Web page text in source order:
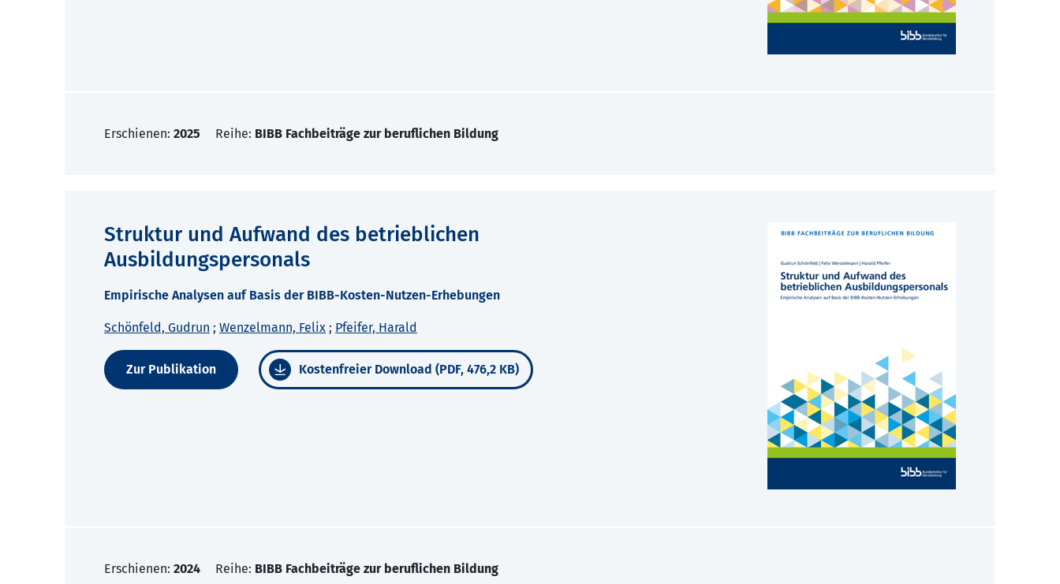
Erschienen: 2025 Reihe: BIBB Fachbeiträge zur beruflichen Bildung
Struktur und Aufwand des betrieblichen
Ausbildungspersonals
Empirische Analysen auf Basis der BIBB-Kosten-Nutzen-Erhebungen
Schönfeld, Gudrun ; Wenzelmann, Felix ; Pfeifer, Harald
Zur Publikation Kostenfreier Download (PDF, 476,2 KB)
Erschienen: 2024 Reihe: BIBB Fachbeiträge zur beruflichen Bildung